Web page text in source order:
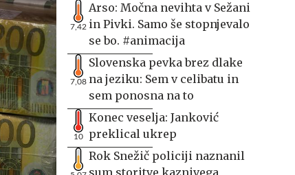
7,42
Arso: Močna nevihta v Sežani
in Pivki. Samo še stopnjevalo
se bo. #animacija
7,08
Slovenska pevka brez dlake
na jeziku: Sem v celibatu in
sem ponosna na to
10
Konec veselja: Janković
preklical ukrep
Rok Snežič policiji naznanil
sum storitve kaznivega